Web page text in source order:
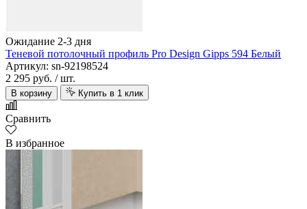
Ожидание 2-3 дня
Теневой потолочный профиль Pro Design Gipps 594 Белый
Артикул: sn-92198524
2 295 руб. / шт.
В корзину Купить в 1 клик
Сравнить
В избранное